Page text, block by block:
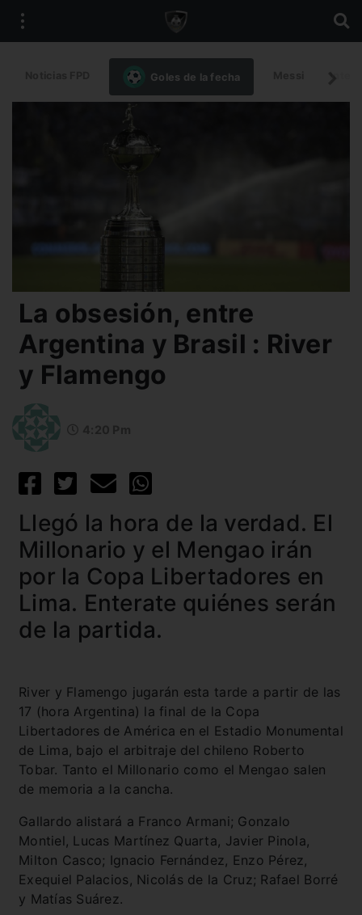
Goles de la fecha
La obsesión, entre
Argentina y Brasil : River
y Flamengo
Llegó la hora de la verdad. El
Millonario y el Mengao irán
por la Copa Libertadores en
Lima. Enterate quiénes serán
de la partida.
River y Flamengo jugarán esta tarde a partir de las
17 (hora Argentina) la final de la Copa
Libertadores de América en el Estadio Monumental
de Lima, bajo el arbitraje del chileno Roberto
Tobar. Tanto el Millonario como el Mengao salen
de memoria a la cancha.
Gallardo alistará a Franco Armani; Gonzalo
Montiel, Lucas Martínez Quarta, Javier Pinola,
Milton Casco; Ignacio Fernández, Enzo Pérez,
Exequiel Palacios, Nicolás de la Cruz; Rafael Borré
y Matías Suárez.